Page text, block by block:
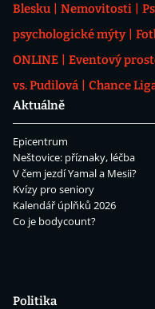
Blesku
Nemovitosti
psychologické mýty
ONLINE
Eventový
vs. Pudilová
Chance
Aktuálně
Epicentrum
Neštovice: příznaky, léčba
V čem jezdí Yamal a Mesii?
Kvízy pro seniory
Kalendář úplňků 2026
Co je bodycount?
Politika